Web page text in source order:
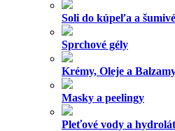
Soli do kúpeľa a
Sprchové gély
Krémy, Oleje a
Masky a peelingy
Pleťové vody a